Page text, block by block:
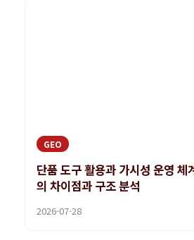
GEO
단품 도구 활용과 가시성 운영
의 차이점과 구조 분석
2026-07-28